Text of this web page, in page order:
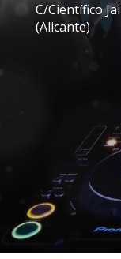
C/Científico
(Alicante)